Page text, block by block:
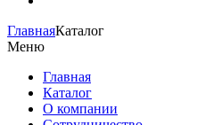
ГлавнаяКаталог
Меню
Главная
Каталог
О компании